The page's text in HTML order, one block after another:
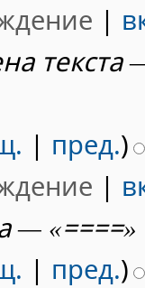
|
текста
| пред.)
|
—
| пред.)